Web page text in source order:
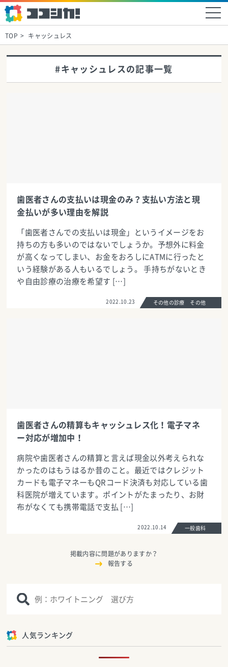
TOP キャッシュレス
#キャッシュレスの記事一覧
歯医者さんの支払いは現金のみ？支払い方法と現
金払いが多い理由を解説
「歯医者さんでの支払いは現金」というイメージをお
持ちの方も多いのではないでしょうか。予想外に料金
が高くなってしまい、お金をおろしにATMに行ったと
いう経験がある人もいるでしょう。 手持ちがないとき
や自由診療の治療を希望す […]
2022.10.23 その他の診療 その他
歯医者さんの精算もキャッシュレス化！電子マネ
ー対応が増加中！
病院や歯医者さんの精算と言えば現金以外考えられな
かったのはもうはるか昔のこと。最近ではクレジット
カードも電子マネーもQRコード決済も対応している歯
科医院が増えています。ポイントがたまったり、お財
布がなくても携帯電話で支払 […]
2022.10.14 一般歯科
掲載内容に問題がありますか？
報告する
人気ランキング